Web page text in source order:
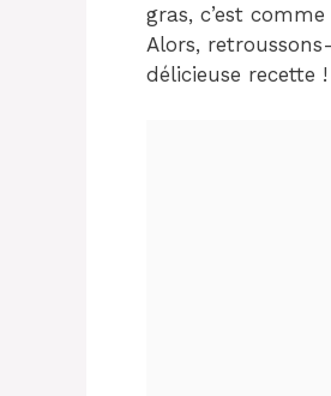
gras, c’est
Alors,
délicieuse recette !